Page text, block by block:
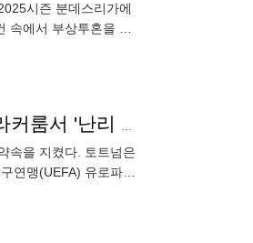
시즌 분데스리가에
에서 부상투혼을 발
포스텍 못 자르는 레비 마음 모르고…'17위→UCL 진출' 토트넘 신났다! 라커룸서 '난리 부르스'
속을 지켰다. 토트넘은
연맹(UEFA) 유로파리